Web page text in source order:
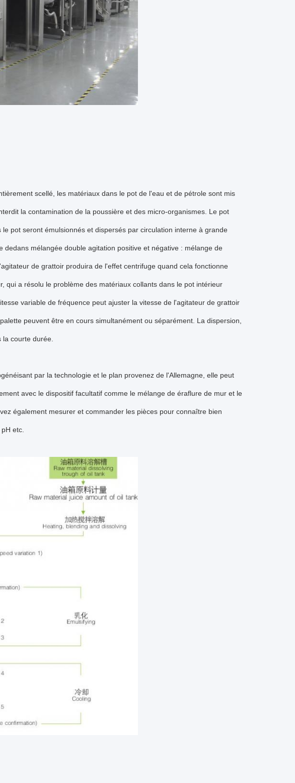
scellé, les matériaux dans le pot de l'eau et de pétrole sont mis
la contamination de la poussière et des micro-organismes. Le pot
pot seront émulsionnés et dispersés par circulation interne à grande
mélangée double agitation positive et négative : mélange de
de grattoir produira de l'effet centrifuge quand cela fonctionne
qui a résolu le problème des matériaux collants dans le pot intérieur
variable de fréquence peut ajuster la vitesse de l'agitateur de grattoir
peuvent être en cours simultanément ou séparément. La dispersion,
courte durée.
par la technologie et le plan provenez de l'Allemagne, elle peut
avec le dispositif facultatif comme le mélange de éraflure de mur et le
également mesurer et commander les pièces pour connaître bien
etc.